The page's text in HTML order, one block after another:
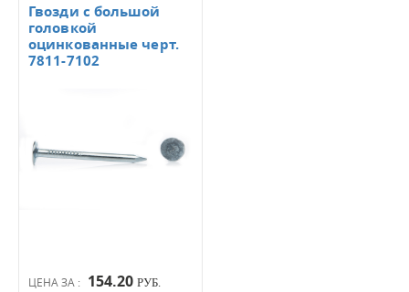
ЦЕНА ЗА : 154.20 РУБ.
Гвозди с большой
головкой
оцинкованные черт.
7811-7102